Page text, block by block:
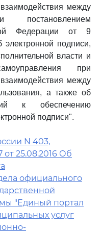
между
постановлением
Федерации от 9
подписи,
власти и
при
между
а также об
к обеспечению
подписи".
N 403,
25.08.2016 Об
официального
"Единый портал
услуг